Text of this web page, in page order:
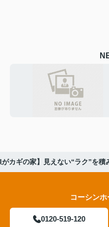
カギの家】見えない“ラク”を
コーシン
0120-519-120